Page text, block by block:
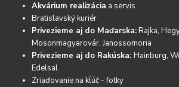
Akvárium realizácia a servis
Bratislavský kuriér
Privezieme aj do Maďarska:Rajka,
Mosonmagyarovár, Janossomoria
Privezieme aj do Rakúska:Hainburg,
Edelsal
Zriaďovanie na kĺúč - fotky